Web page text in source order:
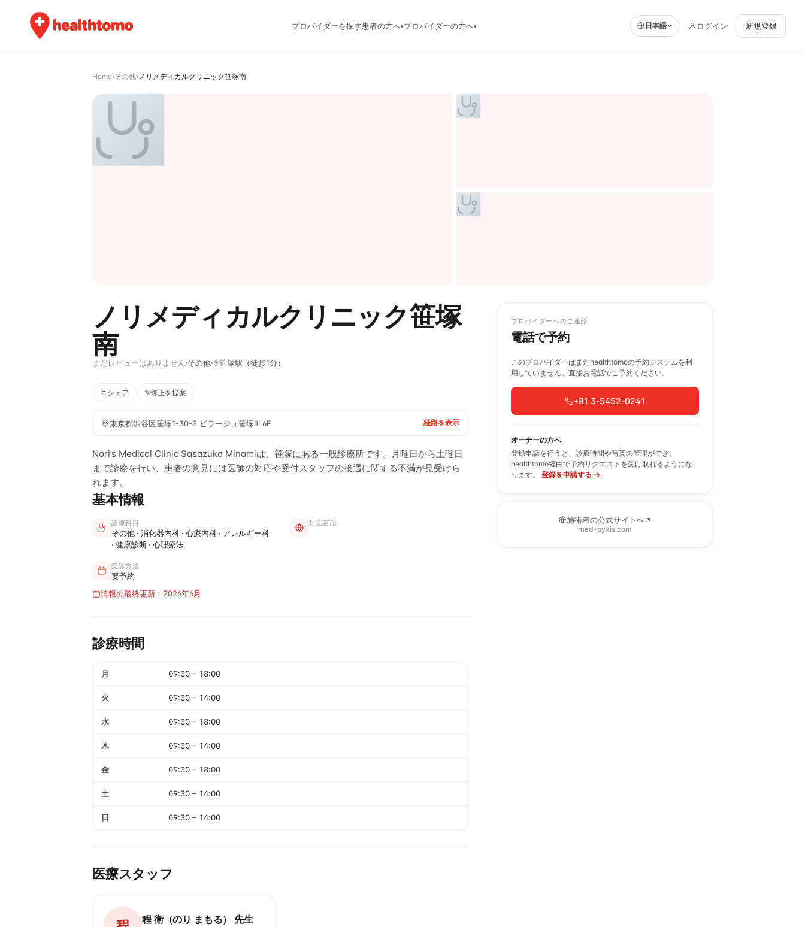
プロバイダーを探す患者の方へ▾プロバイダーの方へ▾ 日本語 ログイン 新規登録
Home›その他›ノリメディカルクリニック笹塚南
ノリメディカルクリニック笹塚
南
まだレビューはありません その他 笹塚駅（徒歩1分）
シェア ✎修正を提案
東京都渋谷区笹塚1-30-3 ビラージュ笹塚Ⅲ 6F 経路を表示
Nori’s Medical Clinic Sasazuka Minamiは、笹塚にある一般診療所です。月曜日から土曜日
まで診療を行い、患者の意見には医師の対応や受付スタッフの接遇に関する不満が見受けら
れます。
プロバイダーへのご連絡
電話で予約
このプロバイダーはまだhealthtomoの予約システムを利
用していません。直接お電話でご予約ください。
+81 3-5452-0241
オーナーの方へ
登録申請を行うと、診療時間や写真の管理ができ、
healthtomo経由で予約リクエストを受け取れるようにな
ります。
登録を申請する →
施術者の公式サイトへ
med-pyxis.com
基本情報
診療科目
その他 · 消化器内科 · 心療内科 · アレルギー科
· 健康診断 · 心理療法
対応言語
受診方法
要予約
情報の最終更新：2026年6月
診療時間
月 09:30 – 18:00
火 09:30 – 14:00
水 09:30 – 18:00
木 09:30 – 14:00
金 09:30 – 18:00
土 09:30 – 14:00
日 09:30 – 14:00
医療スタッフ
程 衛（のり まもる） 先生